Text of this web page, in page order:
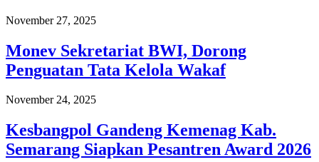
November 27, 2025
Monev Sekretariat BWI, Dorong
Penguatan Tata Kelola Wakaf
November 24, 2025
Kesbangpol Gandeng Kemenag Kab.
Semarang Siapkan Pesantren Award 2026